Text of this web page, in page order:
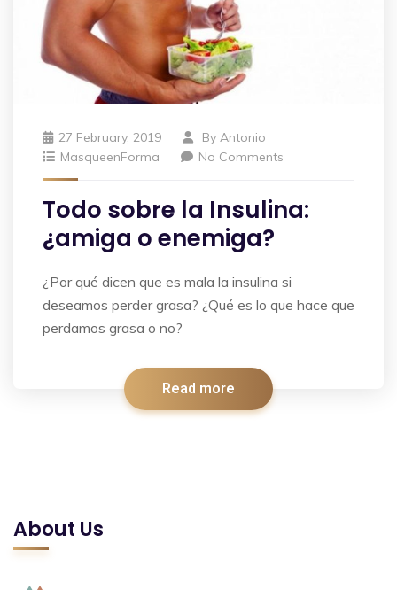
27 February, 2019 By Antonio
MasqueenForma
No Comments
Todo sobre la Insulina:
¿amiga o enemiga?
¿Por qué dicen que es mala la insulina si
deseamos perder grasa? ¿Qué es lo que hace que
perdamos grasa o no?
Read more
About Us